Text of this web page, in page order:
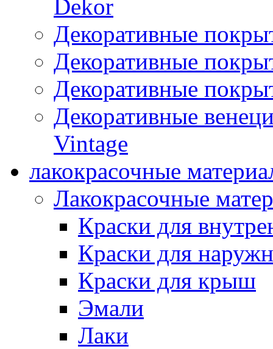
Dekor
Декоративные
Декоративные
Декоративные
Декоративные
Vintage
лакокрасочные
Лакокрасочные
Краски для
Краски для
Краски для крыш
Эмали
Лаки